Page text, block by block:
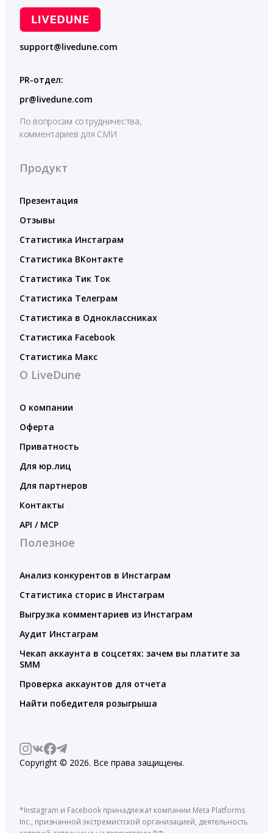
support@livedune.com
PR-отдел:
pr@livedune.com
По вопросам сотрудничества,
комментариев для СМИ
Продукт
Презентация
Отзывы
Статистика Инстаграм
Статистика ВКонтакте
Статистика Тик Ток
Статистика Телеграм
Статистика в Одноклассниках
Статистика Facebook
Статистика Макс
О LiveDune
О компании
Оферта
Приватность
Для юр.лиц
Для партнеров
Контакты
API / MCP
Полезное
Анализ конкурентов в Инстаграм
Статистика сторис в Инстаграм
Выгрузка комментариев из Инстаграм
Аудит Инстаграм
Чекап аккаунта в соцсетях: зачем вы платите за
SMM
Проверка аккаунтов для отчета
Найти победителя розыгрыша
Copyright © 2026. Все права защищены.
*Instagram и Facebook принадлежат компании Meta Platforms
Inc., признанной экстремистской организацией, деятельность